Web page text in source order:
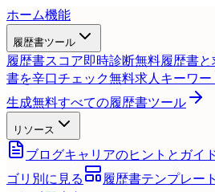
ホーム機能
履歴書ツール
履歴書スコア即時診断無料履歴書
書を辛口チェック無料求人キーワー
生成無料すべての履歴書ツール
リソース
ブログキャリアのヒントとガイ
ゴリ別に見る
履歴書テンプレート